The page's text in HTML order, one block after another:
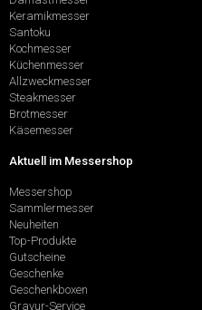
Keramikmesser
Santoku
Kochmesser
Küchenmesser
Allzweckmesser
Steakmesser
Brotmesser
Käsemesser
Aktuell im Messershop
Messershop
Sammlermesser
Neuheiten
Top-Produkte
Gutscheine
Geschenke
Geschenkboxen
Gravur-Service